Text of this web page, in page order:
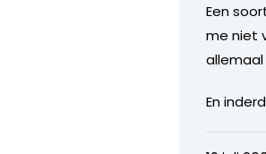
Een
me niet
allemaal
En